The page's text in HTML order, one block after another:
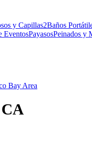
y Capillas2Baños
EventosPayasosPeinados y
Bay Area